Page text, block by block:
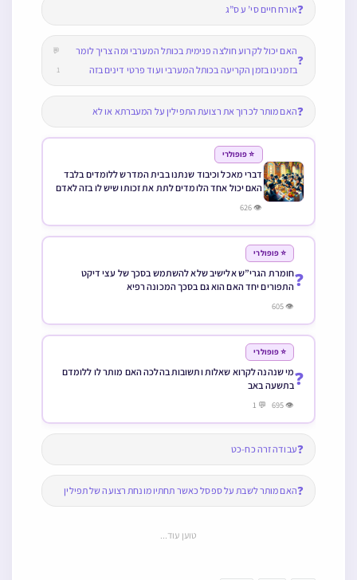
❓אורח חיים סי’ ע ס”ג
❓
האם יכול לקרוע חולצה פנימית בכותל המערבי ומה צריך לומר
בזמנינו בזמן הקריעה בכותל המערבי ועוד פרטי דינים בזה
💬
1
❓האם מותר לכרוך את רצועת התפילין על המעברתא או לא
⭐ פופולרי
דברי מאכל וכיבוד שנתנו בבית המדרש ללומדים בלבד
האם יכול אחד הלומדים לתת את זכותו שיש לו בזה לאדם
👁 626
❓
⭐ פופולרי
חומרת הגרי”ש אלישיב שלא להשתמש בסכך של עצי דיקט
התפורים יחד האם הוא גם בסכך המכונה רפיא
👁 605
❓
⭐ פופולרי
מי שנהנה לקרוא שאלות ותשובות בהלכה האם מותר לו ללומדם
בתשעה באב
👁 695 💬 1
❓עבודה זרה כח-כט
❓האם מותר לשבת על ספסל כאשר תחתיו מונחת רצועה של תפילין
טוען עוד...